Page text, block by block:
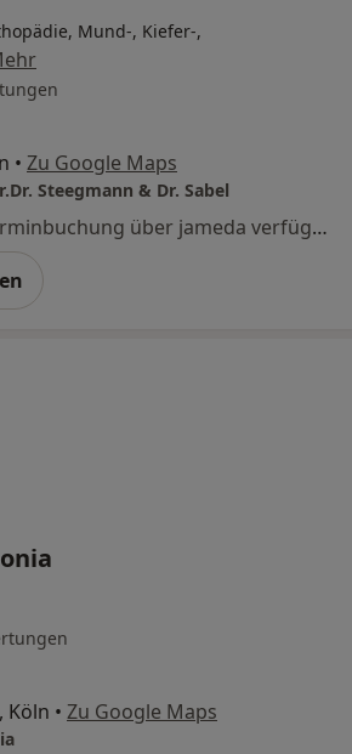
Mund-, Kiefer-,
• Zu Google Maps
Steegmann & Dr. Sabel
Keine Online-Terminbuchung über jameda verfügbar
Köln • Zu Google Maps